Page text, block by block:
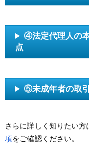
④法定代理人の
点
⑤未成年者の取
さらに詳しく知りたい
項をご確認ください。